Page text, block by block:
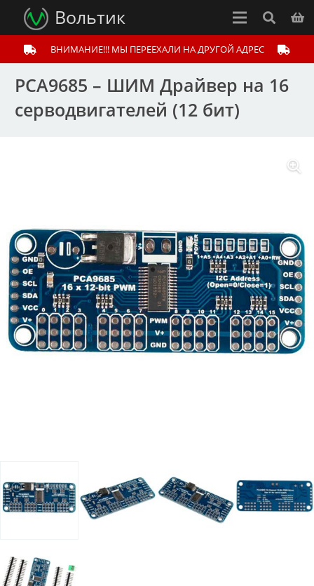
Вольтик
ВНИМАНИЕ!!! МЫ ПЕРЕЕХАЛИ НА ДРУГОЙ АДРЕС
PCA9685 – ШИМ Драйвер на 16
серводвигателей (12 бит)